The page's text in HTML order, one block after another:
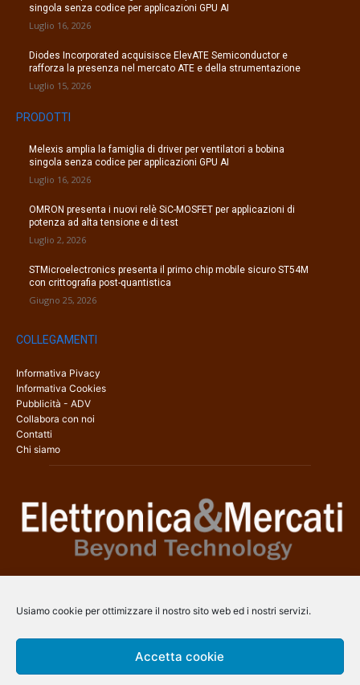
Usiamo cookie per ottimizzare il nostro sito web ed i nostri servizi.
Accetta cookie
singola senza codice per applicazioni GPU AI
Luglio 16, 2026
Diodes Incorporated acquisisce ElevATE Semiconductor e
rafforza la presenza nel mercato ATE e della strumentazione
Luglio 15, 2026
PRODOTTI
Melexis amplia la famiglia di driver per ventilatori a bobina
singola senza codice per applicazioni GPU AI
Luglio 16, 2026
OMRON presenta i nuovi relè SiC-MOSFET per applicazioni di
potenza ad alta tensione e di test
Luglio 2, 2026
STMicroelectronics presenta il primo chip mobile sicuro ST54M
con crittografia post-quantistica
Giugno 25, 2026
COLLEGAMENTI
Informativa Pivacy
Informativa Cookies
Pubblicità - ADV
Collabora con noi
Contatti
Chi siamo
una copertura a 360° che coinvolge tecnologie, prodotti, mercati e
info@arscommunication.it